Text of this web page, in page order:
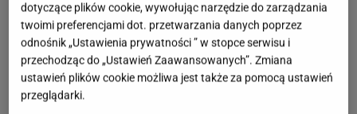
dotyczące plików cookie, wywołując narzędzie do zarządzania
twoimi preferencjami dot. przetwarzania danych poprzez
odnośnik „Ustawienia prywatności ” w stopce serwisu i
przechodząc do „Ustawień Zaawansowanych”. Zmiana
ustawień plików cookie możliwa jest także za pomocą ustawień
przeglądarki.